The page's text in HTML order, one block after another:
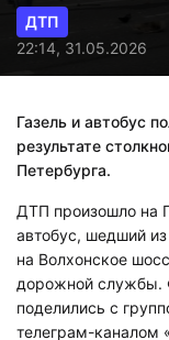
ДТП
22:14, 31.05.2026
Газель и автобус
результате
Петербурга.
ДТП произошло на
автобус, шедший
на Волхонское
дорожной службы.
поделились с
телеграм-каналом